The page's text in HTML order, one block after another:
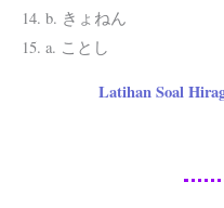
14. b. きょねん
15. a. ことし
Latihan Soal